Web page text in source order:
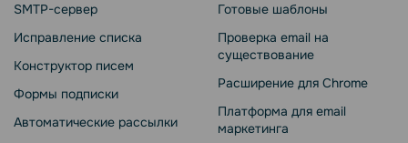
SMTP-сервер
Исправление списка
Конструктор писем
Формы подписки
Автоматические рассылки
Готовые шаблоны
Проверка email на
существование
Расширение для Chrome
Платформа для email
маркетинга